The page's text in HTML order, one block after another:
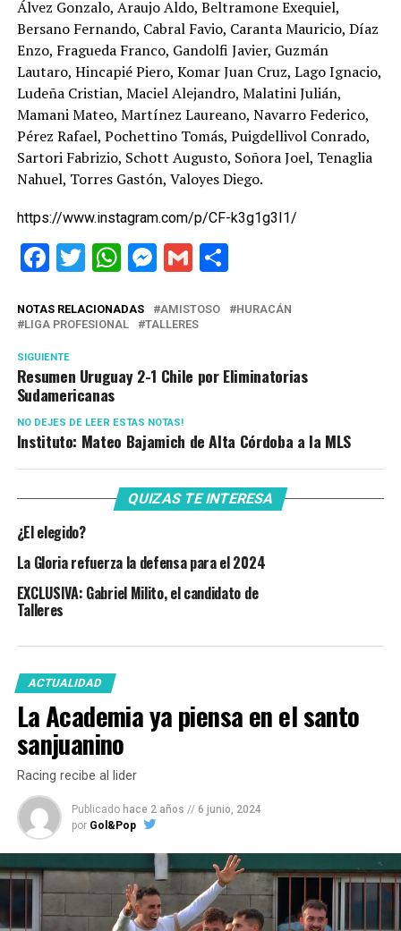
Álvez Gonzalo, Araujo Aldo, Beltramone Exequiel,
Bersano Fernando, Cabral Favio, Caranta Mauricio, Díaz
Enzo, Fragueda Franco, Gandolfi Javier, Guzmán
Lautaro, Hincapié Piero, Komar Juan Cruz, Lago Ignacio,
Ludeña Cristian, Maciel Alejandro, Malatini Julián,
Mamani Mateo, Martínez Laureano, Navarro Federico,
Pérez Rafael, Pochettino Tomás, Puigdellivol Conrado,
Sartori Fabrizio, Schott Augusto, Soñora Joel, Tenaglia
Nahuel, Torres Gastón, Valoyes Diego.
https://www.instagram.com/p/CF-k3g1g3I1/
Facebook
Twitter
WhatsApp
Messenger
GmailShare
NOTAS RELACIONADAS AMISTOSO
HURACÁN
LIGA PROFESIONAL
TALLERES
SIGUIENTE
Resumen Uruguay 2-1 Chile por Eliminatorias
Sudamericanas
NO DEJES DE LEER ESTAS NOTAS!
Instituto: Mateo Bajamich de Alta Córdoba a la MLS
QUIZAS TE INTERESA
¿El elegido?
La Gloria refuerza la defensa para el 2024
EXCLUSIVA: Gabriel Milito, el candidato de
Talleres
ACTUALIDAD
La Academia ya piensa en el santo
sanjuanino
Racing recibe al lider
Publicado hace 2 años // 6 junio, 2024
por Gol&Pop